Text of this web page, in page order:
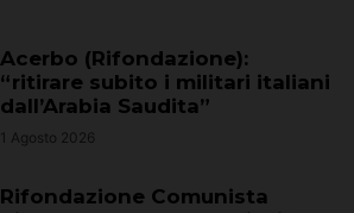
Acerbo (Rifondazione):
“ritirare subito i militari italiani
dall’Arabia Saudita”
1 Agosto 2026
Rifondazione Comunista